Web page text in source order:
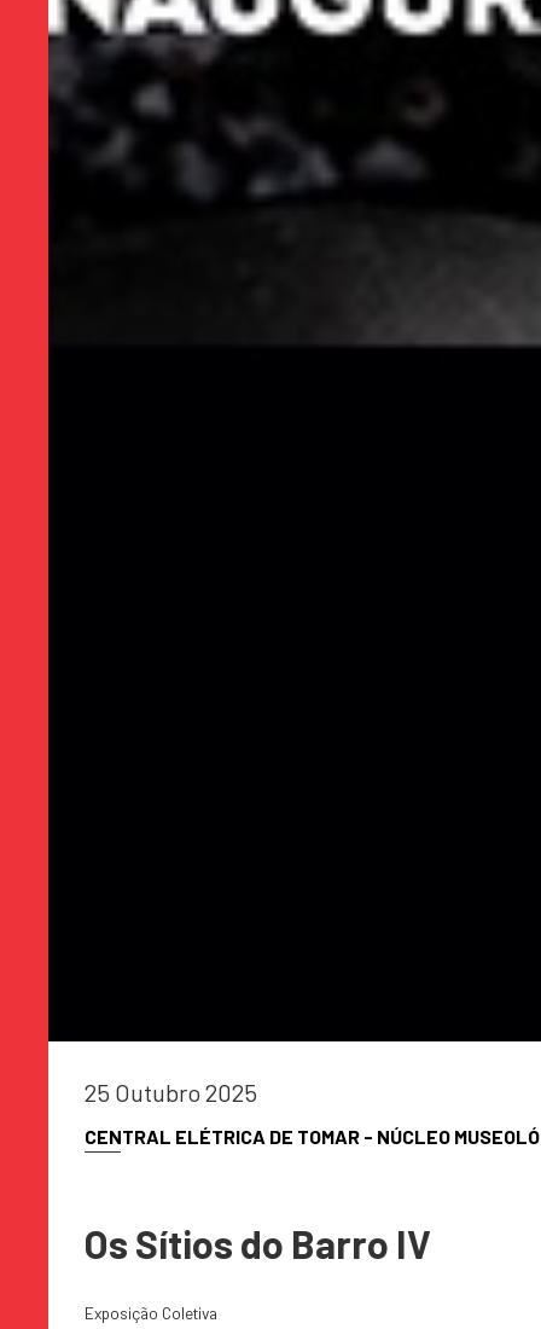
25 Outubro 2025
CENTRAL ELÉTRICA DE TOMAR - NÚCLEO
Os Sítios do Barro IV
Exposição Coletiva